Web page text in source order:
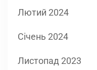
Лютий 2024
Січень 2024
Листопад 2023